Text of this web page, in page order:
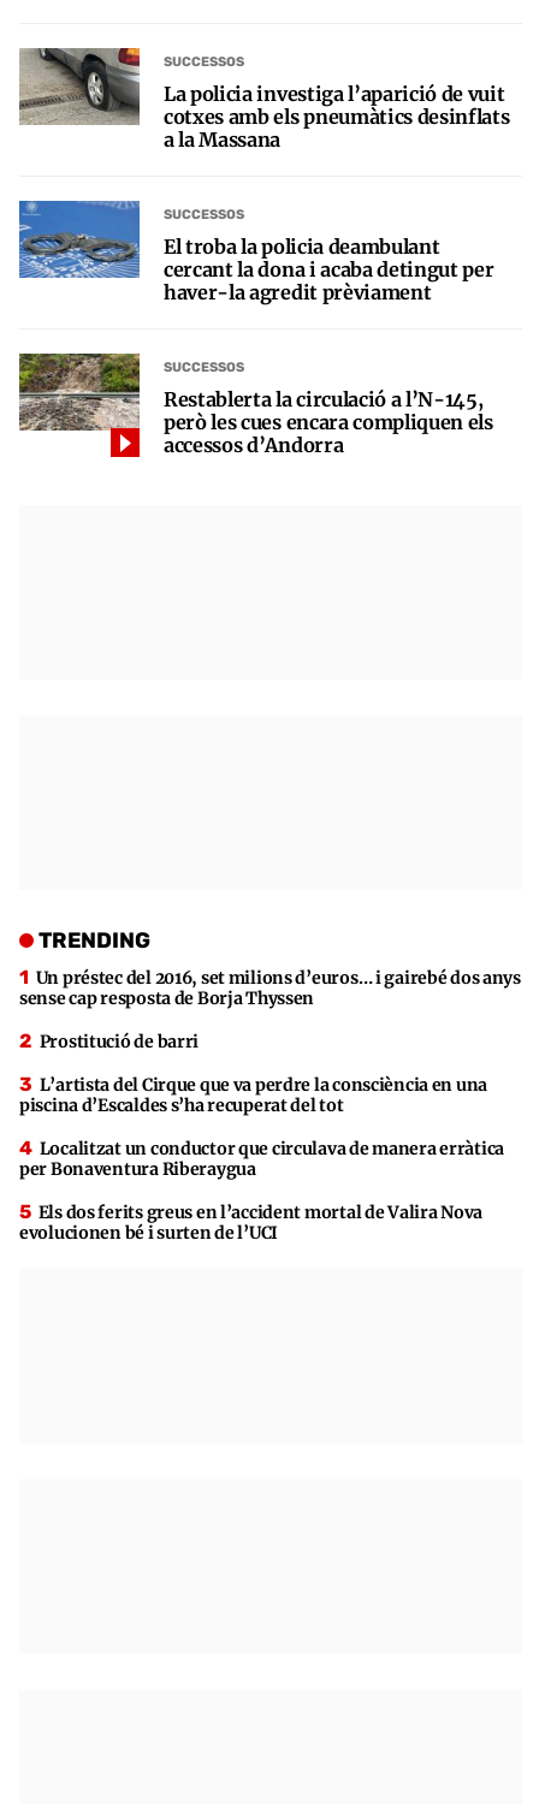
SUCCESSOS
La policia investiga l’aparició de vuit
cotxes amb els pneumàtics desinflats
a la Massana
SUCCESSOS
El troba la policia deambulant
cercant la dona i acaba detingut per
haver-la agredit prèviament
SUCCESSOS
Restablerta la circulació a l’N-145,
però les cues encara compliquen els
accessos d’Andorra
TRENDING
Un préstec del 2016, set milions d’euros… i gairebé dos anys
sense cap resposta de Borja Thyssen
Prostitució de barri
L’artista del Cirque que va perdre la consciència en una
piscina d’Escaldes s’ha recuperat del tot
Localitzat un conductor que circulava de manera erràtica
per Bonaventura Riberaygua
Els dos ferits greus en l’accident mortal de Valira Nova
evolucionen bé i surten de l’UCI